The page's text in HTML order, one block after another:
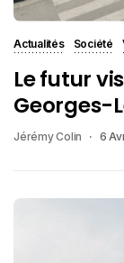
Actualités Société
Le futur
Georges-
Jérémy Colin 6